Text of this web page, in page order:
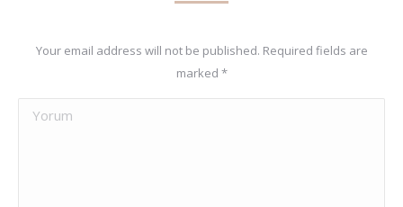
Your email address will not be published. Required fields are
marked *
Yorum